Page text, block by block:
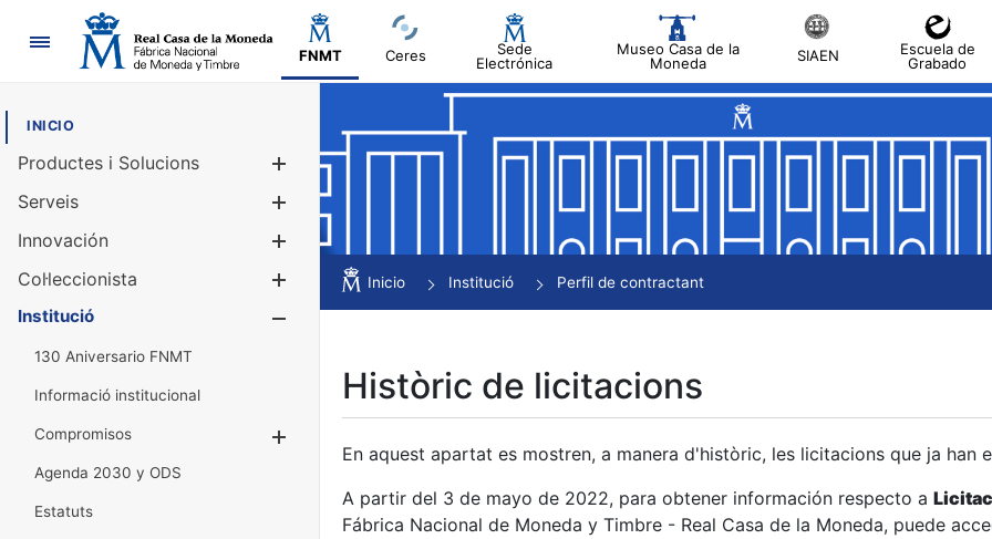
Navegació
FNMT Ceres
Sede
Electrónica
Museo Casa de la
Moneda
SIAEN
Escuela de
Grabado
INICIO
Productes i Solucions
Mostra/Amaga
Serveis
Innovación
Col·leccionista
Mostra/Amaga
Institució
130 Aniversario FNMT
Informació institucional
Compromisos
Agenda 2030 y ODS
Estatuts
Inicio Institució Perfil de contractant
Històric de licitacions
En aquest apartat es mostren, a manera d'històric, les licitacions que ja
A partir del 3 de mayo de 2022, para obtener información respecto a
Fábrica Nacional de Moneda y Timbre - Real Casa de la Moneda, puede